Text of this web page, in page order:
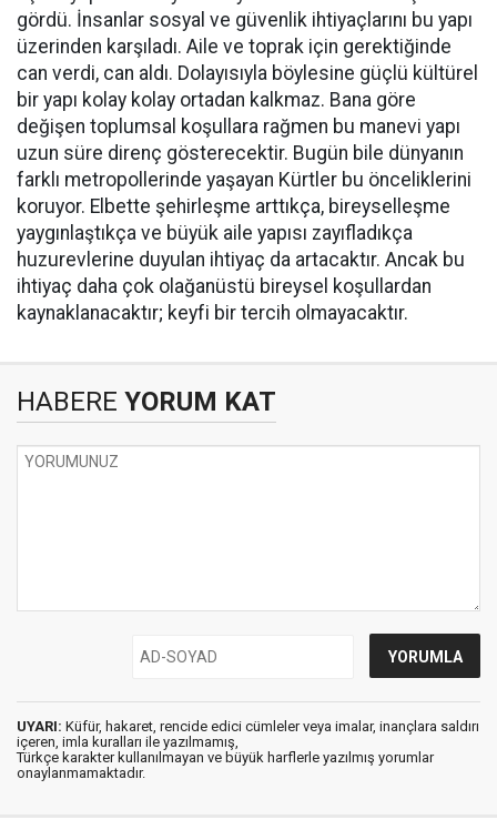
gördü. İnsanlar sosyal ve güvenlik ihtiyaçlarını bu yapı
üzerinden karşıladı. Aile ve toprak için gerektiğinde
can verdi, can aldı. Dolayısıyla böylesine güçlü kültürel
bir yapı kolay kolay ortadan kalkmaz. Bana göre
değişen toplumsal koşullara rağmen bu manevi yapı
uzun süre direnç gösterecektir. Bugün bile dünyanın
farklı metropollerinde yaşayan Kürtler bu önceliklerini
koruyor. Elbette şehirleşme arttıkça, bireyselleşme
yaygınlaştıkça ve büyük aile yapısı zayıfladıkça
huzurevlerine duyulan ihtiyaç da artacaktır. Ancak bu
ihtiyaç daha çok olağanüstü bireysel koşullardan
kaynaklanacaktır; keyfi bir tercih olmayacaktır.
HABERE YORUM KAT
UYARI: Küfür, hakaret, rencide edici cümleler veya imalar, inançlara saldırı
içeren, imla kuralları ile yazılmamış,
Türkçe karakter kullanılmayan ve büyük harflerle yazılmış yorumlar
onaylanmamaktadır.